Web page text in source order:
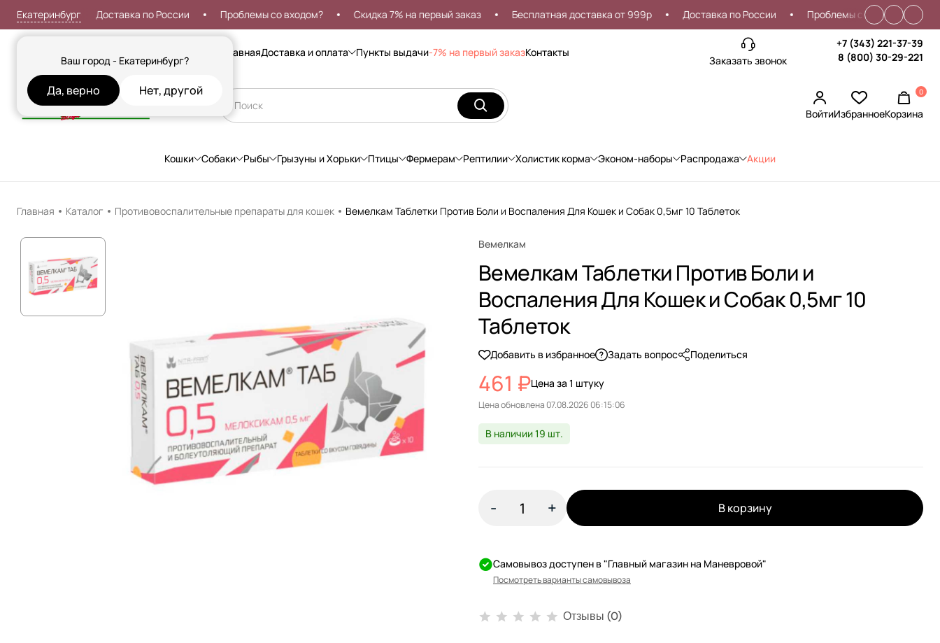
Екатеринбург
Ваш город - Екатеринбург?
Да, верно Нет, другой
999р Доставка по России Проблемы со входом? Скидка 7% на первый заказ Бесплатная доставка от 999р Доставка по России Проблемы со входом?
ГлавнаяДоставка и оплата Пункты выдачи-7% на первый заказКонтакты
Заказать звонок
+7 (343) 221-37-39
8 (800) 30-29-221
ВойтиИзбранное
0
Корзина
Кошки Собаки Рыбы Грызуны и Хорьки Птицы Фермерам Рептилии Холистик корма Эконом-наборы Распродажа Акции
Главная Каталог Противовоспалительные препараты для кошек Вемелкам Таблетки Против Боли и Воспаления Для Кошек и Собак 0,5мг 10 Таблеток
Вемелкам
Вемелкам Таблетки Против Боли и
Воспаления Для Кошек и Собак 0,5мг 10
Таблеток
Добавить в избранное Задать вопрос Поделиться
461 ₽Цена за 1 штуку
Цена обновлена
В наличии 19 шт.
- + В корзину
Самовывоз доступен в "Главный магазин на Маневровой"
Посмотреть варианты самовывоза
Отзывы (0)